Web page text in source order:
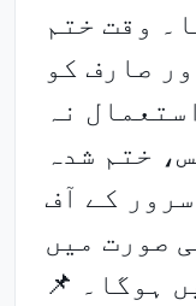
وقت ختم
صارف کو
نہ
ختم شدہ
کے آف
صورت میں
ہوگا۔ 📌